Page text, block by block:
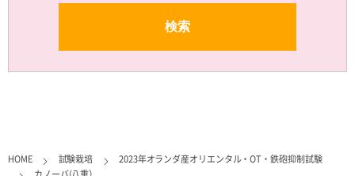
HOME 試験栽培
2023年オランダ産オリエンタル・OT・鉄砲抑制試験